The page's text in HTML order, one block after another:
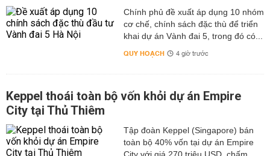
Chính phủ đề xuất áp dụng 10 nhóm
cơ chế, chính sách đặc thù để triển
khai dự án Vành đai 5, trong đó có...
QUY HOẠCH 4 giờ trước
Keppel thoái toàn bộ vốn khỏi dự án Empire
City tại Thủ Thiêm
Tập đoàn Keppel (Singapore) bán
toàn bộ 40% vốn tại dự án Empire